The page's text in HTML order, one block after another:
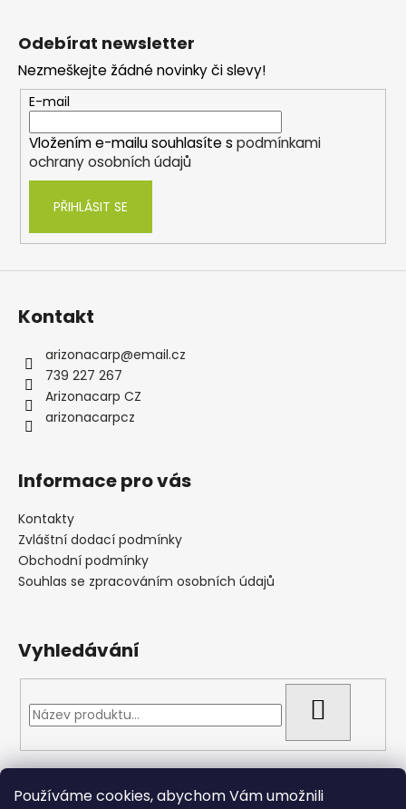
Používáme cookies, abychom Vám umožnili
Z
Odebírat newsletter
Nezmeškejte žádné novinky či slevy!
E-mail
Vložením e-mailu souhlasíte s podmínkami
ochrany osobních údajů
PŘIHLÁSIT SE
Kontakt
arizonacarp@email.cz
739 227 267
Arizonacarp CZ
arizonacarpcz
Informace pro vás
Kontakty
Zvláštní dodací podmínky
Obchodní podmínky
Souhlas se zpracováním osobních údajů
Vyhledávání
Přijímáme online platby